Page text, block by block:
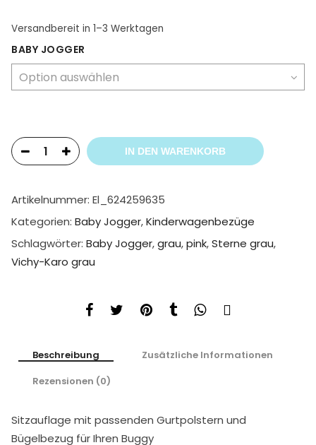
Versandbereit in 1–3 Werktagen
BABY JOGGER
IN DEN WARENKORB
Artikelnummer: El_624259635
Kategorien: Baby Jogger,Kinderwagenbezüge
Schlagwörter: Baby Jogger,grau,pink,Sterne grau,
Vichy-Karo grau
Beschreibung
Zusätzliche Informationen
Rezensionen (0)
Sitzauflage mit passenden Gurtpolstern und
Bügelbezug für Ihren Buggy